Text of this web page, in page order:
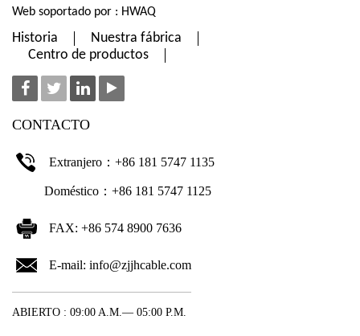
Web soportado por : HWAQ
Historia
Nuestra fábrica
Centro de productos
CONTACTO
Extranjero：+86 181 5747 1135
Doméstico：+86 181 5747 1125
FAX: +86 574 8900 7636
E-mail: info@zjjhcable.com
ABIERTO : 09:00 A.M.— 05:00 P.M.